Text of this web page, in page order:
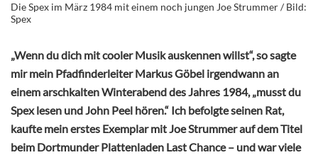
Die Spex im März 1984 mit einem noch jungen Joe Strummer / Bild:
Spex
„Wenn du dich mit cooler Musik auskennen willst“, so sagte
mir mein Pfadfinderleiter Markus Göbel irgendwann an
einem arschkalten Winterabend des Jahres 1984, „musst du
Spex lesen und John Peel hören.“ Ich befolgte seinen Rat,
kaufte mein erstes Exemplar mit Joe Strummer auf dem Titel
beim Dortmunder Plattenladen Last Chance – und war viele